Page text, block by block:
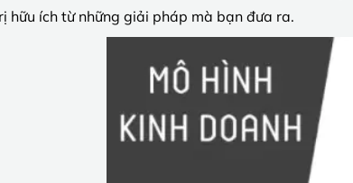
hữu ích từ những giải pháp mà bạn đưa ra.